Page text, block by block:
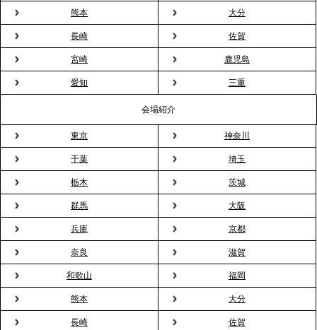
2026.3.16
プレスリリースのご案内｜2026年、春の親睦は「花
粉レス」な室内花見。福利厚生としても注目され
る、快適で新しいお花見体験
2026.3.5
プレスリリースのご案内｜「室内お花見」の法人利
用が前年比4倍に急増。オフィスに桜が届く福利厚生
2026.2.13
プレスリリースのご案内｜オフィスが「１日限定の
バー」に！福利厚生・社内交流を格上げする《出張
バーテンダー》サービスを開始
2026.1.26
熊本 大分
長崎 佐賀
宮崎 鹿児島
愛知 三重
会場紹介
東京 神奈川
千葉 埼玉
栃木 茨城
群馬 大阪
兵庫 京都
奈良 滋賀
和歌山 福岡
熊本 大分
長崎 佐賀